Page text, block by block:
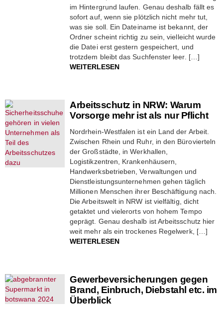
im Hintergrund laufen. Genau deshalb fällt es
sofort auf, wenn sie plötzlich nicht mehr tut,
was sie soll. Ein Dateiname ist bekannt, der
Ordner scheint richtig zu sein, vielleicht wurde
die Datei erst gestern gespeichert, und
trotzdem bleibt das Suchfenster leer. […]
WEITERLESEN
Arbeitsschutz in NRW: Warum
Vorsorge mehr ist als nur Pflicht
Nordrhein-Westfalen ist ein Land der Arbeit.
Zwischen Rhein und Ruhr, in den Bürovierteln
der Großstädte, in Werkhallen,
Logistikzentren, Krankenhäusern,
Handwerksbetrieben, Verwaltungen und
Dienstleistungsunternehmen gehen täglich
Millionen Menschen ihrer Beschäftigung nach.
Die Arbeitswelt in NRW ist vielfältig, dicht
getaktet und vielerorts von hohem Tempo
geprägt. Genau deshalb ist Arbeitsschutz hier
weit mehr als ein trockenes Regelwerk, […]
WEITERLESEN
Gewerbeversicherungen gegen
Brand, Einbruch, Diebstahl etc. im
Überblick